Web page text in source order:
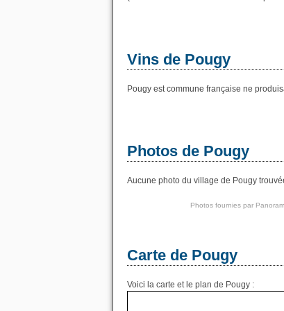
Vins de Pougy
Pougy est commune française ne
Photos de Pougy
Aucune photo du village de Pougy
Photos fournies par
Carte de Pougy
Voici la carte et le plan de Pougy :